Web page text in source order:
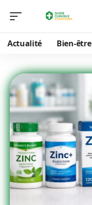
Actualité Bien-être